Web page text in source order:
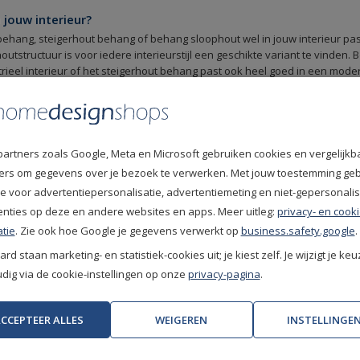
jouw interieur?
steigerhout behang of behang sloophout wel in jouw interieur
is voor iedere interieurstijl een geschikte variant te vinden.
interieur of het steigerhout behang past ook heel goed in een
een mooie, zachte toevoeging aan een Scandinavisch interieur
behang kopen bij Home Design Shops?
hout behang/ behang houtmotief van een gerenommeerd merk?
met houtlook per meter/per rol en je ontvangt het behang binnen 1-3
advies over houtbehang. Daarnaast bieden wij onze klanten ook
bereikbaar tot 21:00 uur en op zaterdag tot 17:00 uur op het
behang stalen op aanvraag.
snelle levering van gemiddeld 2-3 werkdagen.
zoals Google, Meta en Microsoft gebruiken cookies en
om gegevens over je bezoek te verwerken. Met jouw toestemming
voor advertentiepersonalisatie, advertentiemeting en niet-
op deze en andere websites en apps. Meer uitleg: privacy- en
. Zie ook hoe Google je gegevens verwerkt op business.safety.google.
staan marketing- en statistiek-cookies uit; je kiest zelf. Je wijzigt je
via de cookie-instellingen op onze privacy-pagina.
ALLES WEIGEREN INSTELLINGEN